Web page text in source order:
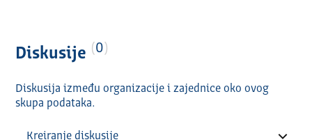
Diskusije 0
Diskusija između organizacije i zajednice oko ovog
skupa podataka.